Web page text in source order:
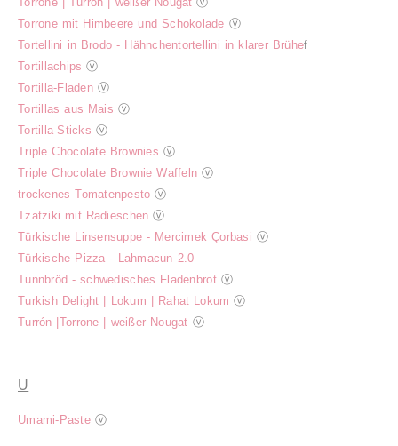
Torrone mit Himbeere und Schokolade ⓥ
Tortellini in Brodo - Hähnchentortellini in klarer Brühef
Tortillachips ⓥ
Tortilla-Fladenⓥ
Tortillas aus Mais ⓥ
Tortilla-Sticks ⓥ
Triple Chocolate Brownies ⓥ
Triple Chocolate Brownie Waffeln ⓥ
trockenes Tomatenpesto ⓥ
Tzatziki mit Radieschen ⓥ
Türkische Linsensuppe - Mercimek Çorbasi ⓥ
Türkische Pizza - Lahmacun 2.0
Tunnbröd - schwedisches Fladenbrotⓥ
Turkish Delight | Lokum | Rahat Lokum ⓥ
Turrón |Torrone | weißer Nougat ⓥ
U
Umami-Pasteⓥ